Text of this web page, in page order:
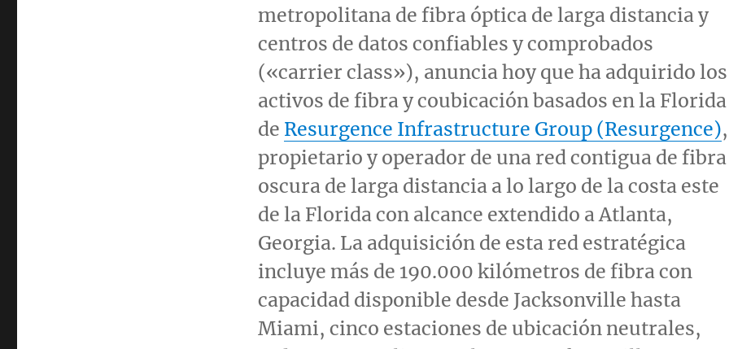
metropolitana de fibra óptica de larga distancia y
centros de datos confiables y comprobados
(«carrier class»), anuncia hoy que ha adquirido los
activos de fibra y coubicación basados en la Florida
de Resurgence Infrastructure Group (Resurgence),
propietario y operador de una red contigua de fibra
oscura de larga distancia a lo largo de la costa este
de la Florida con alcance extendido aAtlanta,
Georgia. La adquisición de esta red estratégica
incluye más de 190.000 kilómetros de fibra con
capacidad disponible desde Jacksonville hasta
Miami, cinco estaciones de ubicación neutrales,